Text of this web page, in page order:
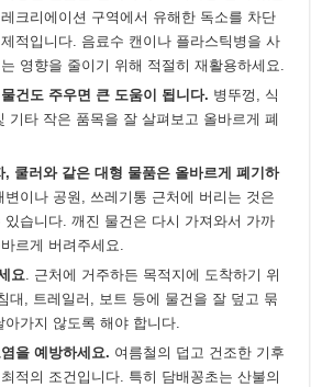
크리에이션 구역에서 유해한 독소를 차단
적입니다. 음료수 캔이나 플라스틱병을 사
영향을 줄이기 위해 적절히 재활용하세요.
건도 주우면 큰 도움이 됩니다. 병뚜껑, 식
기타 작은 품목을 잘 살펴보고 올바르게 폐
, 쿨러와 같은 대형 물품은 올바르게 폐기하
변이나 공원, 쓰레기통 근처에 버리는 것은
있습니다. 깨진 물건은 다시 가져와서 가까
르게 버려주세요.
요. 근처에 거주하든 목적지에 도착하기 위
대, 트레일러, 보트 등에 물건을 잘 덮고 묶
가지 않도록 해야 합니다.
을 예방하세요. 여름철의 덥고 건조한 기후
적의 조건입니다. 특히 담배꽁초는 산불의